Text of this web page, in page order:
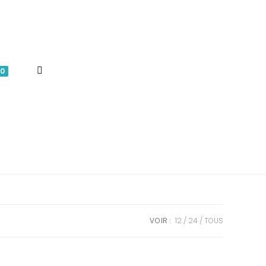
0 TOGGLE
VOIR : 12 24 TOUS